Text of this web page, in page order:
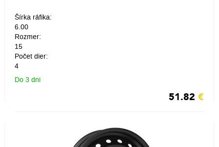
Šírka ráfika:
6.00
Rozmer:
15
Počet dier:
4
Do 3 dni
51.82 €